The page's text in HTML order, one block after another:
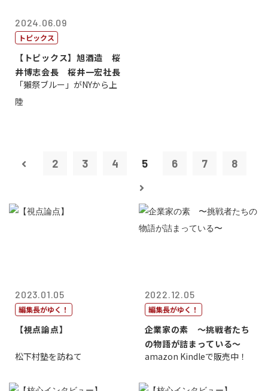
2024.06.09
トピックス
【トピックス】旭酒造 桜
井博志会長 桜井一宏社長
「獺祭ブルー」がNYから上
陸
2 3 4 5 6 7 8
2023.01.05
編集長がゆく！
【視点論点】
松下村塾を訪ねて
2022.12.05
編集長がゆく！
企業家の素 〜挑戦者たち
の物語が詰まっている〜
amazon Kindleで販売中！